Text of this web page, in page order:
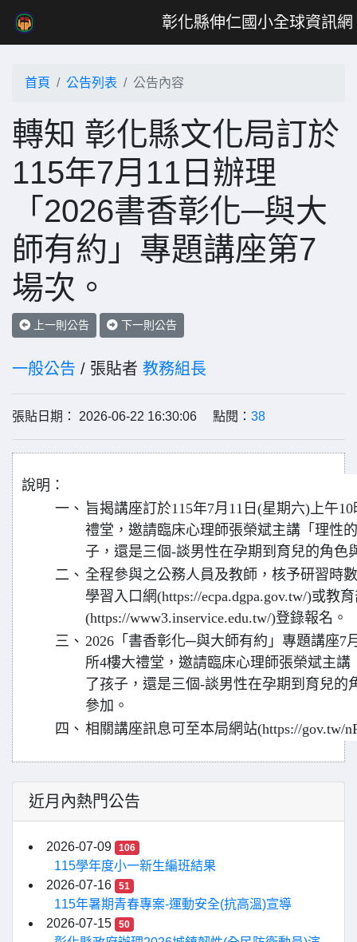
彰化縣伸仁國小全球資訊網
首頁 公告列表 公告內容
轉知 彰化縣文化局訂於
115年7月11日辦理
「2026書香彰化─與大
師有約」專題講座第7
場次。
上一則公告 下一則公告
一般公告 / 張貼者 教務組長
張貼日期： 2026-06-22 16:30:06 點閱： 38
說明：
一、 旨揭講座訂於115年7月11日(星期六)上午
禮堂，邀請臨床心理師張榮斌主講「理性
子，還是三個-談男性在孕期到育兒的角色
二、 全程參與之公務人員及教師，核予研習時
學習入口網(https://ecpa.dgpa.gov.tw/)或教
(https://www3.inservice.edu.tw/)登錄報名。
三、 2026「書香彰化─與大師有約」專題講座7
所4樓大禮堂，邀請臨床心理師張榮斌主
了孩子，還是三個-談男性在孕期到育兒
參加。
四、 相關講座訊息可至本局網站(https://gov.tw/
近月內熱門公告
2026-07-09 106
115學年度小一新生編班結果
2026-07-16
51
115年暑期青春專案-運動安全(抗高溫)宣導
2026-07-15
50